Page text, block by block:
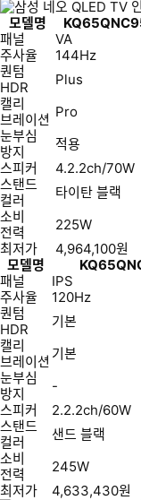
모델명
패널
VA
주사율
144Hz
퀀텀
HDR
Plus
캘리
브레이션 Pro
눈부심
방지
적용
스피커
4.2.2ch/70W
스탠드
컬러
타이탄 블랙
소비
전력
225W
최저가
4,964,100원
모델명
패널
IPS
주사율
120Hz
퀀텀
HDR
기본
캘리
브레이션 기본
눈부심
방지
-
스피커
2.2.2ch/60W
스탠드
컬러
샌드 블랙
소비
전력
245W
최저가
4,633,430원